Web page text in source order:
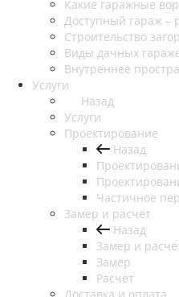
Какие гаражные
Доступный гараж –
Строительство
Виды дачных
Внутреннее
Услуги
Назад
Услуги
Проектирование
Назад
Частичное
Замер и расчет
Назад
Замер и
Замер
Расчет
Доставка и оплата